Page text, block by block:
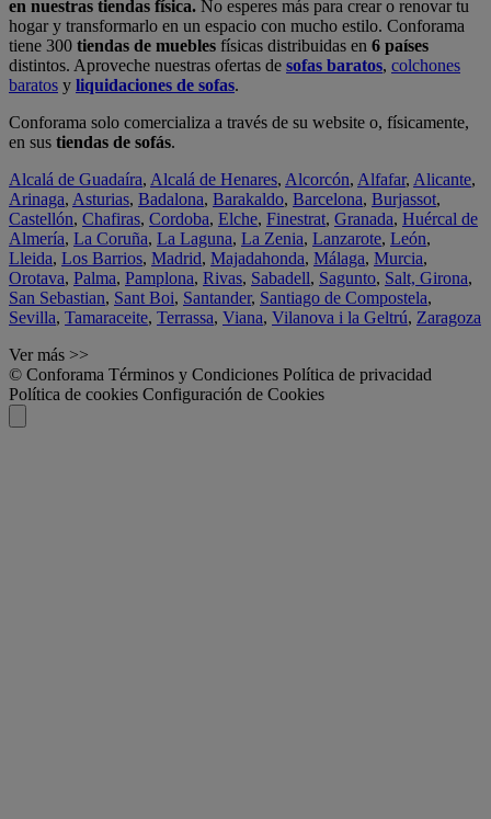
en nuestras tiendas física. No esperes más para crear o renovar tu
hogar y transformarlo en un espacio con mucho estilo. Conforama
tiene 300 tiendas de muebles físicas distribuidas en 6 países
distintos. Aproveche nuestras ofertas de sofas baratos, colchones
baratos y liquidaciones de sofas.
Conforama solo comercializa a través de su website o, físicamente,
en sus tiendas de sofás.
Alcalá de Guadaíra, Alcalá de Henares, Alcorcón, Alfafar, Alicante,
Arinaga, Asturias, Badalona, Barakaldo, Barcelona, Burjassot,
Castellón, Chafiras, Cordoba, Elche, Finestrat, Granada, Huércal de
Almería, La Coruña, La Laguna, La Zenia, Lanzarote, León,
Lleida, Los Barrios, Madrid, Majadahonda, Málaga, Murcia,
Orotava, Palma, Pamplona, Rivas, Sabadell, Sagunto, Salt, Girona,
San Sebastian, Sant Boi, Santander, Santiago de Compostela,
Sevilla, Tamaraceite, Terrassa, Viana, Vilanova i la Geltrú, Zaragoza
Ver más >>
© Conforama Términos y Condiciones Política de privacidad
Política de cookies Configuración de Cookies